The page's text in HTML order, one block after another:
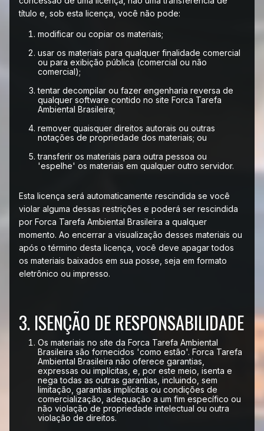
título e, sob esta licença, você não pode:
modificar ou copiar os materiais;
usar os materiais para qualquer finalidade comercial
ou para exibição pública (comercial ou não
comercial);
tentar decompilar ou fazer engenharia reversa de
qualquer software contido no site Forca Tarefa
Ambiental Brasileira;
remover quaisquer direitos autorais ou outras
notações de propriedade dos materiais; ou
transferir os materiais para outra pessoa ou
'espelhe' os materiais em qualquer outro servidor.
Esta licença será automaticamente rescindida se você
violar alguma dessas restrições e poderá ser rescindida
por Forca Tarefa Ambiental Brasileira a qualquer
momento. Ao encerrar a visualização desses materiais ou
após o término desta licença, você deve apagar todos
os materiais baixados em sua posse, seja em formato
eletrônico ou impresso.
3. ISENÇÃO DE RESPONSABILIDADE
Os materiais no site da Forca Tarefa Ambiental
Brasileira são fornecidos 'como estão'. Forca Tarefa
Ambiental Brasileira não oferece garantias,
expressas ou implícitas, e, por este meio, isenta e
nega todas as outras garantias, incluindo, sem
limitação, garantias implícitas ou condições de
comercialização, adequação a um fim específico ou
não violação de propriedade intelectual ou outra
violação de direitos.